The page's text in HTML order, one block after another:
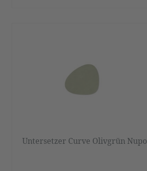
Untersetzer Curve Olivgrün Nupo